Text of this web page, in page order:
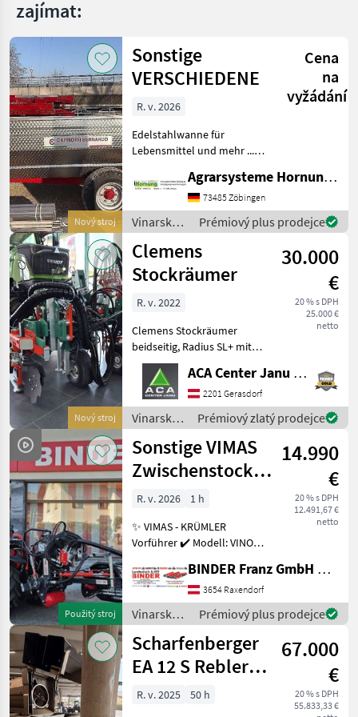
zajímat:
Nový stroj
Sonstige
VERSCHIEDENE
Cena
na
vyžádání
R. v. 2026
Edelstahlwanne für
Lebensmittel und mehr ...
Tridem Zweiachser mit
Drehschemel Sagen Sie uns
was Sie möchten Größe /
Breifung / Zubehör, dann
be
Agrarsysteme Hornung GmbH & Co. KG
73485 Zöbingen
Vinarské
stroje /
Sonstige
Prémiový plus prodejce
Nový stroj
Clemens
Stockräumer
30.000
€
20 % s DPH
25.000 €
netto
R. v. 2022
Clemens Stockräumer
beidseitig, Radius SL+ mit
Zinkenkreisel, SB 2
Geräteträger, Aushub
hydraulisch Links und
Rechts, Arbeitsbreite 2400 -
3400 mm, inkl. Ventilblock
ACA Center Janu GmbH
2201 Gerasdorf
Vinarské
stroje /
Clemens
Prémiový zlatý prodejce
Použitý stroj
Sonstige VIMAS
Zwischenstock-
KRÜMLER
14.990
€
20 % s DPH
12.491,67 €
netto
R. v. 2026
1 h
✨ VIMAS - KRÜMLER
Vorführer ✔️ Modell: VINO -
serienmäßiger Ausführung
✔️ Heckanbau - einseitig ✔️
Hohe
Arbeitsgeschwindigkeit bis
zu 5, 5
BINDER Franz GmbH & CoKG
3654 Raxendorf
Vinarské
stroje /
Sonstige
Prémiový plus prodejce
Scharfenberger
EA 12 S Rebler +
Rollensortierer
67.000
€
20 % s DPH
55.833,33 €
R. v. 2025
50 h